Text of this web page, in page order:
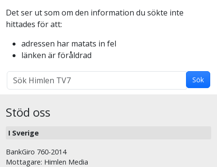
Det ser ut som om den information du sökte inte
hittades för att:
adressen har matats in fel
länken är föråldrad
Sök
med
Sök
Stöd oss
I Sverige
BankGiro 760-2014
Mottagare: Himlen Media